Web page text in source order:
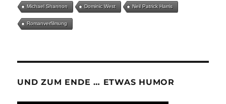
Michael Shannon Dominic West Neil Patrick Harris
Romanverfilmung
UND ZUM ENDE … ETWAS HUMOR